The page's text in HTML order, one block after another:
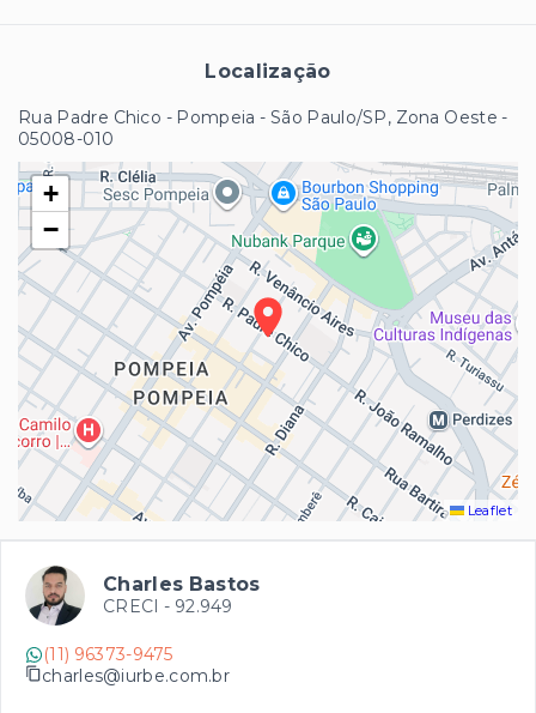
Localização
Rua Padre Chico - Pompeia - São Paulo/SP, Zona Oeste -
05008-010
+
−
Leaflet
Charles Bastos
CRECI - 92.949
(11) 96373-9475
charles@iurbe.com.br